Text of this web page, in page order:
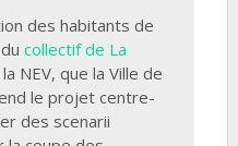
des habitants de
collectif de La
NEV, que la Ville de
le projet centre-
des scenarii